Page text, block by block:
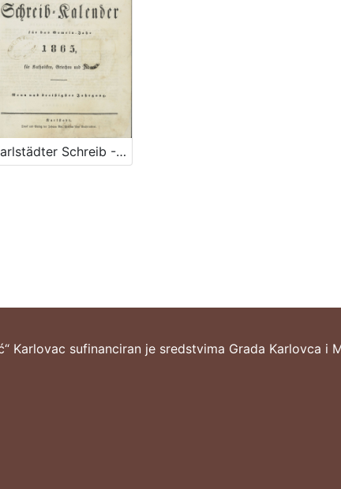
Karlstädter Schreib - Kalender – 1865
Karlovac sufinanciran je sredstvima Grada Karlovca i